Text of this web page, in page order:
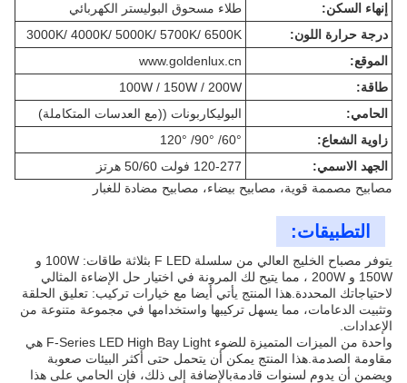
إنهاء السكن:
طلاء مسحوق البوليستر الكهربائي
درجة حرارة اللون:
3000K/ 4000K/ 5000K/ 5700K/ 6500K
الموقع:
www.goldenlux.cn
طاقة:
100W / 150W / 200W
الحامي:
البوليكاربونات ((مع العدسات المتكاملة)
زاوية الشعاع:
60°/ 90°/ 120°
الجهد الاسمي:
120-277 فولت 50/60 هرتز
مصابيح مصممة قوية، مصابيح بيضاء، مصابيح مضادة للغبار
التطبيقات:
يتوفر مصباح الخليج العالي من سلسلة F LED بثلاثة طاقات: 100W و
150W و 200W ، مما يتيح لك المرونة في اختيار حل الإضاءة المثالي
لاحتياجاتك المحددة.هذا المنتج يأتي أيضا مع خيارات تركيب: تعليق الحلقة
وتثبيت الدعامات، مما يسهل تركيبها واستخدامها في مجموعة متنوعة من
الإعدادات.
واحدة من الميزات المتميزة للضوء F-Series LED High Bay Light هي
مقاومة الصدمة.هذا المنتج يمكن أن يتحمل حتى أكثر البيئات صعوبة
ويضمن أن يدوم لسنوات قادمةبالإضافة إلى ذلك، فإن الحامي على هذا